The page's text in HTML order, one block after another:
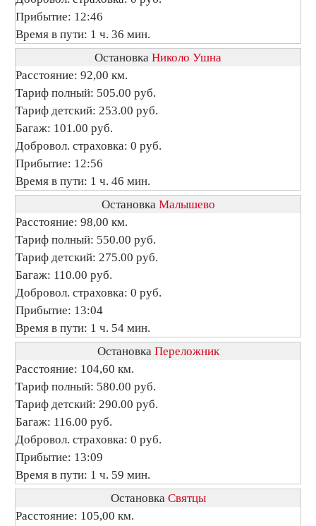
Прибытие: 12:46
Время в пути: 1 ч. 36 мин.
Остановка Николо Ушна
Расстояние: 92,00 км.
Тариф полный: 505.00 руб.
Тариф детский: 253.00 руб.
Багаж: 101.00 руб.
Добровол. страховка: 0 руб.
Прибытие: 12:56
Время в пути: 1 ч. 46 мин.
Остановка Малышево
Расстояние: 98,00 км.
Тариф полный: 550.00 руб.
Тариф детский: 275.00 руб.
Багаж: 110.00 руб.
Добровол. страховка: 0 руб.
Прибытие: 13:04
Время в пути: 1 ч. 54 мин.
Остановка Переложник
Расстояние: 104,60 км.
Тариф полный: 580.00 руб.
Тариф детский: 290.00 руб.
Багаж: 116.00 руб.
Добровол. страховка: 0 руб.
Прибытие: 13:09
Время в пути: 1 ч. 59 мин.
Остановка Святцы
Расстояние: 105,00 км.